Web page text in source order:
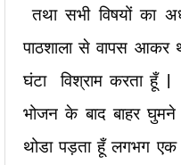
तथा सभी विषयों का
पाठशाला से वापस
घंटा विश्राम करता हूँ
भोजन के बाद बाहर
थोडा पड़ता हूँ लगभग